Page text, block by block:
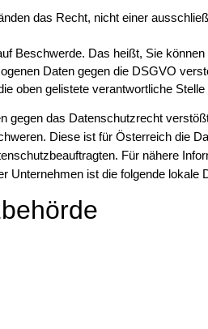
das Recht, nicht einer
Beschwerde. Das heißt, Sie
Daten gegen die DSGVO
oben gelistete verantwortliche
gegen das Datenschutzrecht
Diese ist für Österreich die
Für nähere
Unternehmen ist die folgende lokale